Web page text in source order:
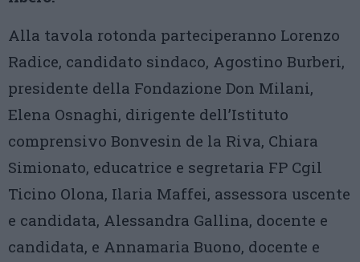
Alla tavola rotonda parteciperanno Lorenzo
Radice, candidato sindaco, Agostino Burberi,
presidente della Fondazione Don Milani,
Elena Osnaghi, dirigente dell’Istituto
comprensivo Bonvesin de la Riva, Chiara
Simionato, educatrice e segretaria FP Cgil
Ticino Olona, Ilaria Maffei, assessora uscente
e candidata, Alessandra Gallina, docente e
candidata, e Annamaria Buono, docente e